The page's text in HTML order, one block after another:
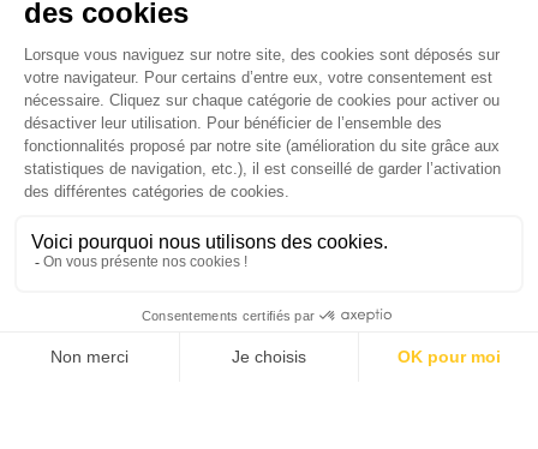
Pour voter pour LA Personnalité RSE Féminine 2025
c’est ici :https://urlr.me/JW8gqe
médias luttent-ils contre la désinformation ? |
Palmarès complet du Grand Prix de la Good
Économie 2025 | La grande interview de Marc
Gomes, CEO France & Chief People Officer
EMEA chez The Adecco Group
J'ACHÈTE LE NUMÉRO
JE M'ABONNE 1 AN - 4 NUM.